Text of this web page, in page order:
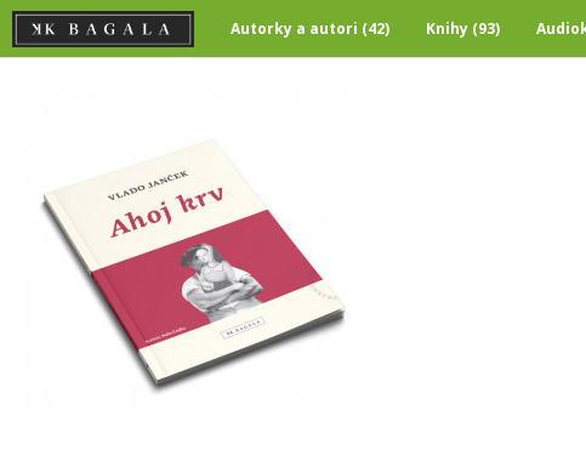
Autorky a autori (42) Knihy (93)